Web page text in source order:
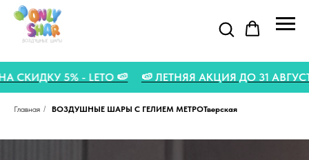
НА СКИДКУ 5% - LETO 🍉 🍉 ЛЕТНЯЯ АКЦИЯ
Главная / ВОЗДУШНЫЕ ШАРЫ С ГЕЛИЕМ МЕТРОТверская